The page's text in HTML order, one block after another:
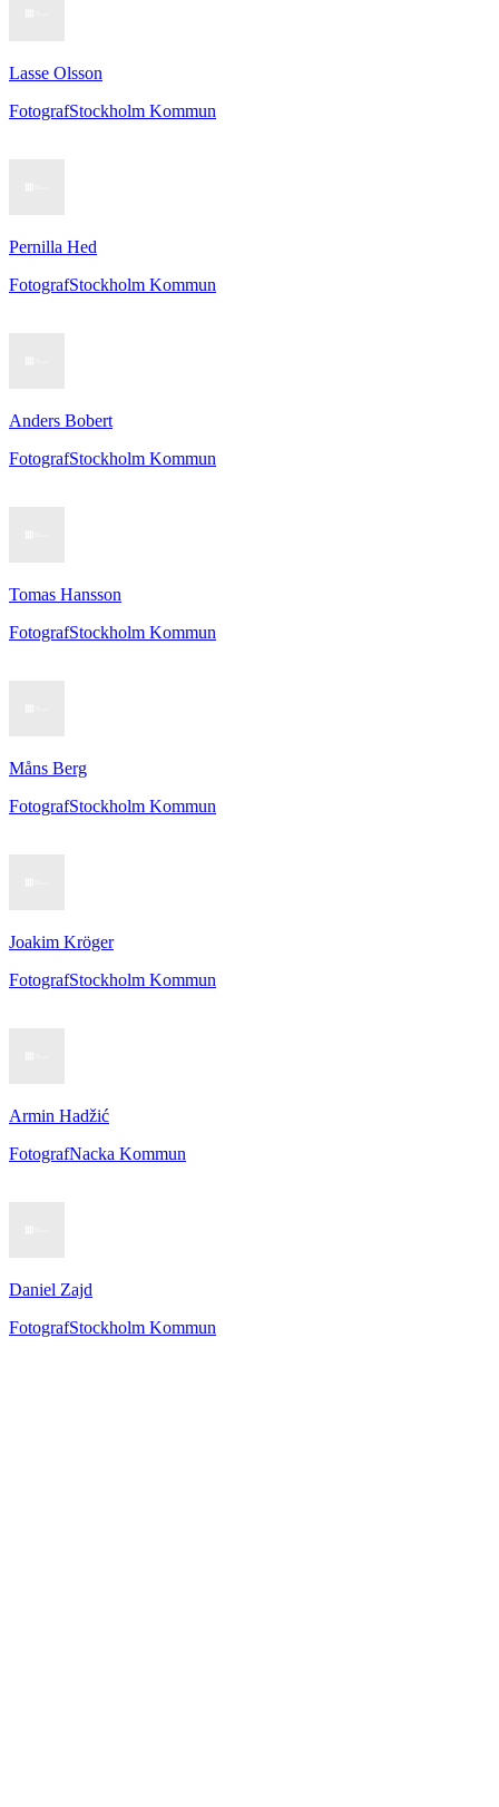
Lasse Olsson
FotografStockholm Kommun
Pernilla Hed
FotografStockholm Kommun
Anders Bobert
FotografStockholm Kommun
Tomas Hansson
FotografStockholm Kommun
Måns Berg
FotografStockholm Kommun
Joakim Kröger
FotografStockholm Kommun
Armin Hadžić
FotografNacka Kommun
Daniel Zajd
FotografStockholm Kommun